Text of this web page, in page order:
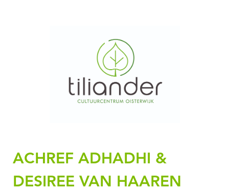
ACHREF ADHADHI &
DESIREE VAN HAAREN